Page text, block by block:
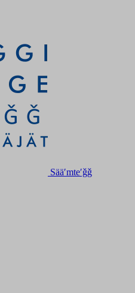
Sääʹmteʹǧǧ